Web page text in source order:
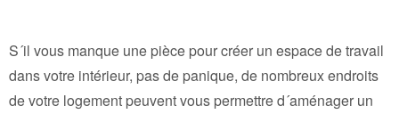
S´il vous manque une pièce pour créer un espace de travail
dans votre intérieur, pas de panique, de nombreux endroits
de votre logement peuvent vous permettre d´aménager un